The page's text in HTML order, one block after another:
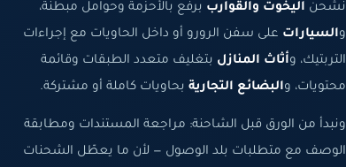
نشحن اليخوت والقوارب برفع بالأحزمة وحوامل مبطنة،
والسيارات على سفن الرورو أو داخل الحاويات مع إجراءات
التربتيك، وأثاث المنازل بتغليف متعدد الطبقات وقائمة
محتويات، والبضائع التجارية بحاويات كاملة أو مشتركة.
ونبدأ من الورق قبل الشاحنة: مراجعة المستندات ومطابقة
الوصف مع متطلبات بلد الوصول — لأن ما يعطّل الشحنات